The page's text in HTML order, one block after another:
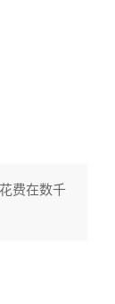
费在数千